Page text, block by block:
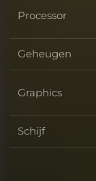
Processor
Geheugen
Graphics
Schijf